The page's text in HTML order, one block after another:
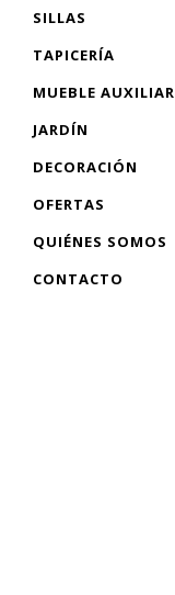
SILLAS
TAPICERÍA
MUEBLE AUXILIAR
JARDÍN
DECORACIÓN
OFERTAS
QUIÉNES SOMOS
CONTACTO